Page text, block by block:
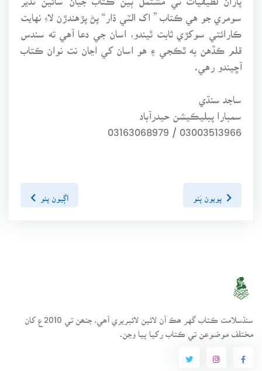
سومري جو هي ڪتاب ” اک الٽي ڌار“ پڻ پڙهندڙن لاءِ نهايت
ڪارائتي سوکڙي ثابت ٿيندو، اسان جي دعا آهي ته سندس
قلم ڪڏهن به ٿڪجي ۽ هو اسان کي اڃان نت نوان ڪتاب
آڇيندو رهي.
ساجد سنڌي
سمبارا پبليڪيشن حيدرآباد
03003513966 / 03163068979
اڳيون پنو
سنڌسلامت ڪتاب گهر ھڪ آن لائين لائبريري آھي، جنھن تي 2010ع کان
مختلف موضوعن تي ڪتاب رکيا پيا وڃن.